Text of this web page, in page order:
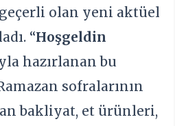
olan yeni aktüel
“Hoşgeldin
hazırlanan bu
sofralarının
bakliyat, et ürünleri,